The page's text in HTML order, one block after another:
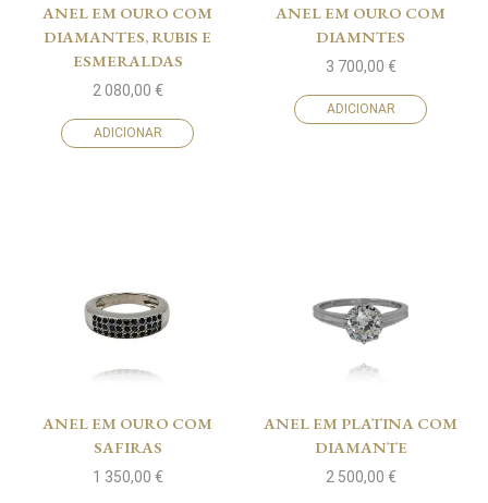
ANEL EM OURO COM
DIAMANTES, RUBIS E
ESMERALDAS
2 080,00 €
ADICIONAR
ANEL EM OURO COM
DIAMNTES
3 700,00 €
ADICIONAR
ANEL EM OURO COM
SAFIRAS
1 350,00 €
ANEL EM PLATINA COM
DIAMANTE
2 500,00 €